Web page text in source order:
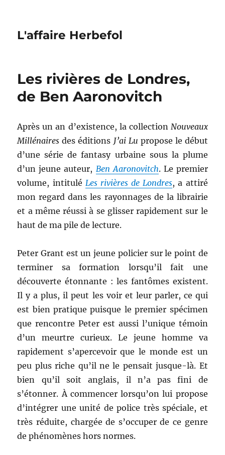
L'affaire Herbefol
Les rivières de Londres,
de Ben Aaronovitch
Après un an d’existence, la collection Nouveaux
Millénaires des éditions J’ai Lu propose le début
d’une série de fantasy urbaine sous la plume
d’un jeune auteur, Ben Aaronovitch. Le premier
volume, intitulé Les rivières de Londres, a attiré
mon regard dans les rayonnages de la librairie
et a même réussi à se glisser rapidement sur le
haut de ma pile de lecture.
Peter Grant est un jeune policier sur le point de
terminer sa formation lorsqu’il fait une
découverte étonnante : les fantômes existent.
Il y a plus, il peut les voir et leur parler, ce qui
est bien pratique puisque le premier spécimen
que rencontre Peter est aussi l’unique témoin
d’un meurtre curieux. Le jeune homme va
rapidement s’apercevoir que le monde est un
peu plus riche qu’il ne le pensait jusque-là. Et
bien qu’il soit anglais, il n’a pas fini de
s’étonner. À commencer lorsqu’on lui propose
d’intégrer une unité de police très spéciale, et
très réduite, chargée de s’occuper de ce genre
de phénomènes hors normes.